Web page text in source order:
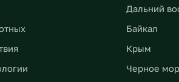
Дальний
Байкал
Крым
Черное